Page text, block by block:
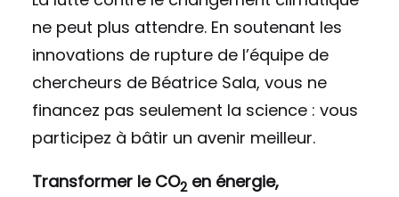
ne peut plus attendre. En soutenant les
innovations de rupture de l’équipe de
chercheurs de Béatrice Sala, vous ne
financez pas seulement la science : vous
participez à bâtir un avenir meilleur.
Transformer le CO2 en énergie,